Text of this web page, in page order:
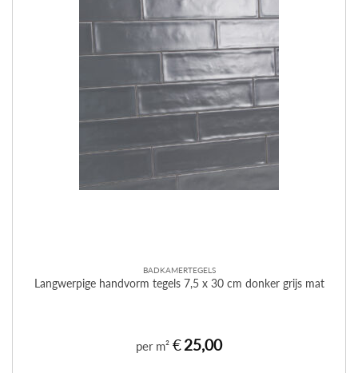
BADKAMERTEGELS
Langwerpige handvorm tegels 7,5 x 30 cm donker grijs mat
per m² €25,00